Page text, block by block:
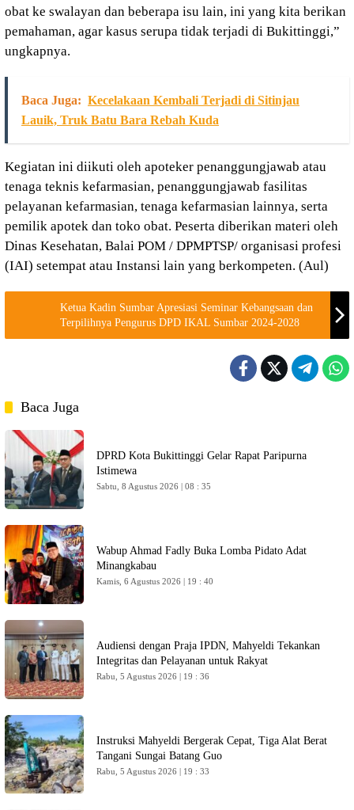
obat ke swalayan dan beberapa isu lain, ini yang kita berikan
pemahaman, agar kasus serupa tidak terjadi di Bukittinggi,”
ungkapnya.
Baca Juga: Kecelakaan Kembali Terjadi di Sitinjau
Lauik, Truk Batu Bara Rebah Kuda
Kegiatan ini diikuti oleh apoteker penanggungjawab atau
tenaga teknis kefarmasian, penanggungjawab fasilitas
pelayanan kefarmasian, tenaga kefarmasian lainnya, serta
pemilik apotek dan toko obat. Peserta diberikan materi oleh
Dinas Kesehatan, Balai POM / DPMPTSP/ organisasi profesi
(IAI) setempat atau Instansi lain yang berkompeten. (Aul)
Ketua Kadin Sumbar Apresiasi Seminar Kebangsaan dan
Terpilihnya Pengurus DPD IKAL Sumbar 2024-2028
Baca Juga
DPRD Kota Bukittinggi Gelar Rapat Paripurna
Istimewa
Sabtu, 8 Agustus 2026 | 08 : 35
Wabup Ahmad Fadly Buka Lomba Pidato Adat
Minangkabau
Kamis, 6 Agustus 2026 | 19 : 40
Audiensi dengan Praja IPDN, Mahyeldi Tekankan
Integritas dan Pelayanan untuk Rakyat
Rabu, 5 Agustus 2026 | 19 : 36
Instruksi Mahyeldi Bergerak Cepat, Tiga Alat Berat
Tangani Sungai Batang Guo
Rabu, 5 Agustus 2026 | 19 : 33